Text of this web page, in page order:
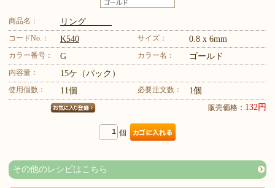
商品名： リング
コードNo.： K540 サイズ： 0.8 x 6mm
カラー番号： G カラー名： ゴールド
内容量： 15ケ（パック）
使用個数： 11個 必要注文数： 1個
販売価格： 132円
個
その他のレシピはこちら